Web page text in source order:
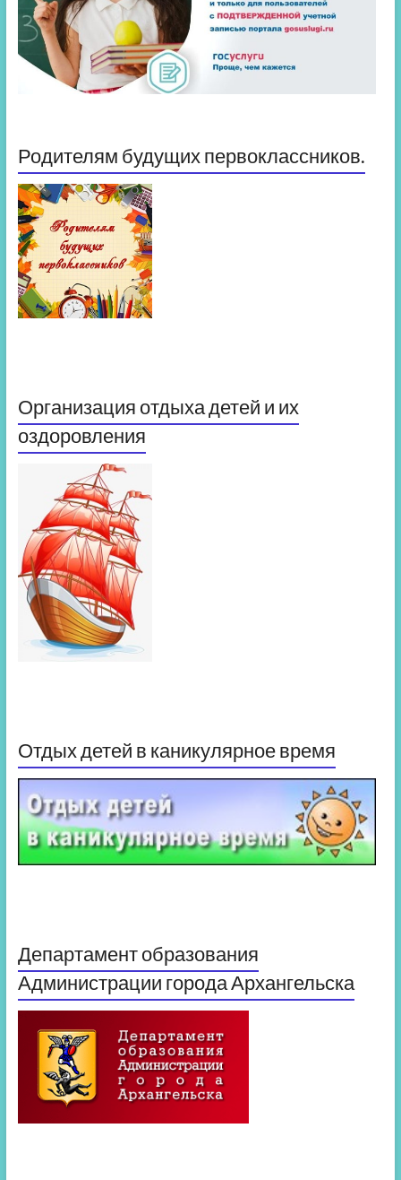
Родителям будущих первоклассников.
Организация отдыха детей и их
оздоровления
Отдых детей в каникулярное время
Департамент образования
Администрации города Архангельска